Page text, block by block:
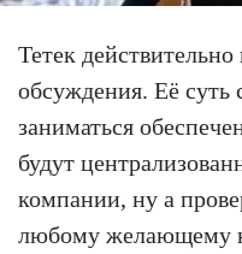
Тетек
обсуждения. Её суть
заниматься
будут
компании, ну а
любому желающему